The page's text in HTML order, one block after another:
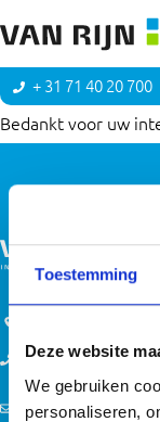
Toestemming
Deze website
We gebruiken
personaliseren,
+ 31 71 40 20 700
Bedankt voor uw
+31 71 40 20 700
info@vanrijn.com